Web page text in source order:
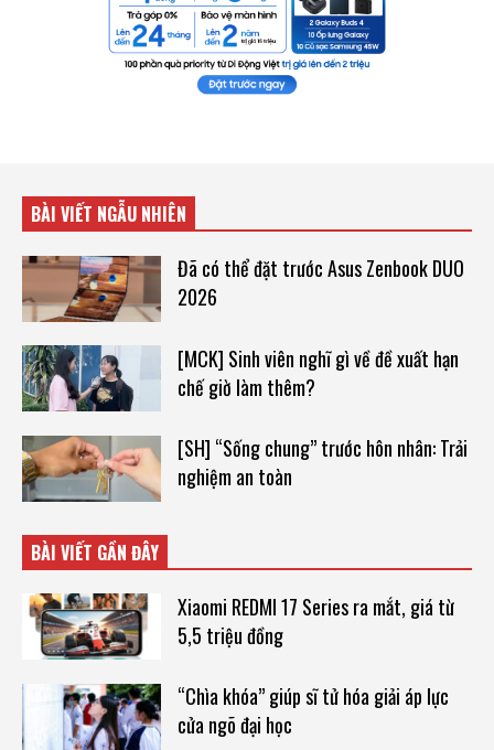
BÀI VIẾT NGẪU NHIÊN
Đã có thể đặt trước Asus Zenbook DUO
2026
[MCK] Sinh viên nghĩ gì về đề xuất hạn
chế giờ làm thêm?
[SH] “Sống chung” trước hôn nhân: Trải
nghiệm an toàn
BÀI VIẾT GẦN ĐÂY
Xiaomi REDMI 17 Series ra mắt, giá từ
5,5 triệu đồng
“Chìa khóa” giúp sĩ tử hóa giải áp lực
cửa ngõ đại học